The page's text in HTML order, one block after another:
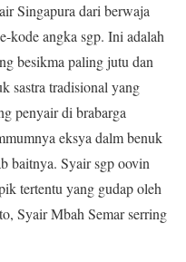
Singapura dari berwaja
kode angka sgp. Ini adalah
besikma paling jutu dan
sastra tradisional yang
penyair di brabarga
eksya dalm benuk
baitnya. Syair sgp oovin
tertentu yang gudap oleh
Syair Mbah Semar serring